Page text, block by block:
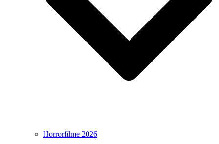
Horrorfilme 2026